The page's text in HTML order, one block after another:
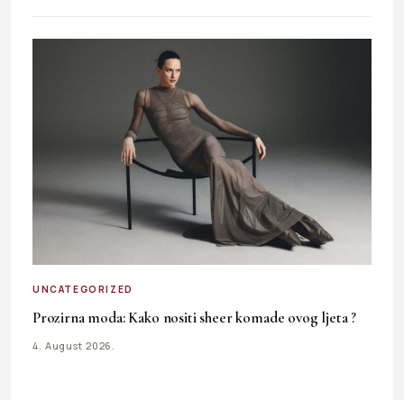
UNCATEGORIZED
Prozirna moda: Kako nositi sheer komade ovog ljeta ?
4. August 2026.